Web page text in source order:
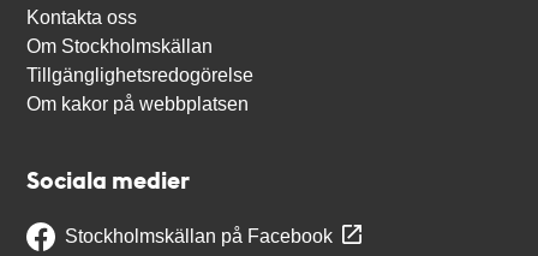
Kontakta oss
Om Stockholmskällan
Tillgänglighetsredogörelse
Om kakor på webbplatsen
Sociala medier
Stockholmskällan på Facebook